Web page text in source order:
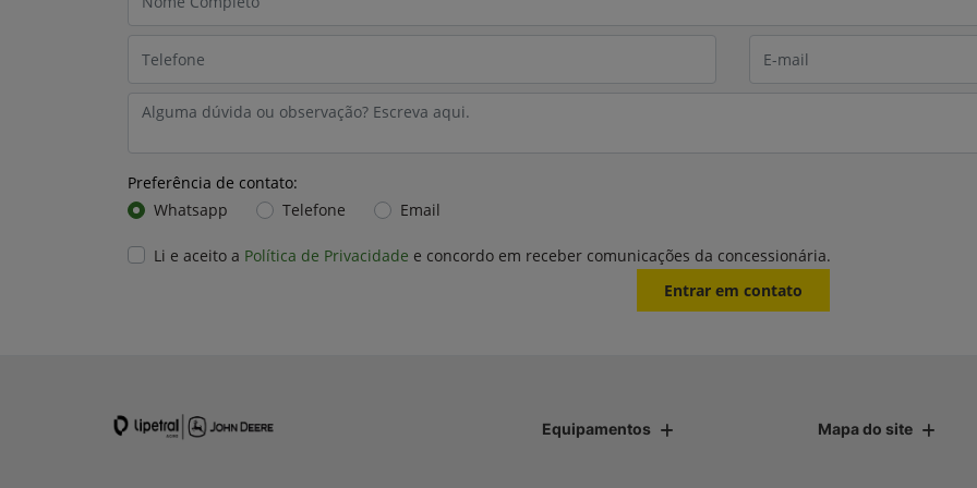
Preferência de contato:
Whatsapp
Telefone Email
Li e aceito a Política de Privacidade e concordo em receber comunicações da concessionária.
Entrar em contato
Equipamentos Mapa do site